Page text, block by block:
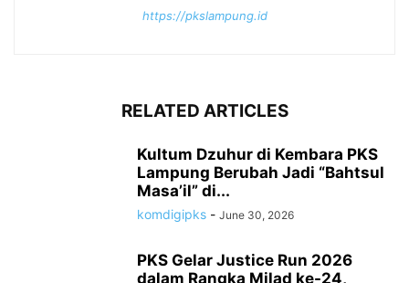
https://pkslampung.id
RELATED ARTICLES
Kultum Dzuhur di Kembara PKS
Lampung Berubah Jadi “Bahtsul
Masa’il” di...
komdigipks - June 30, 2026
PKS Gelar Justice Run 2026
dalam Rangka Milad ke-24,